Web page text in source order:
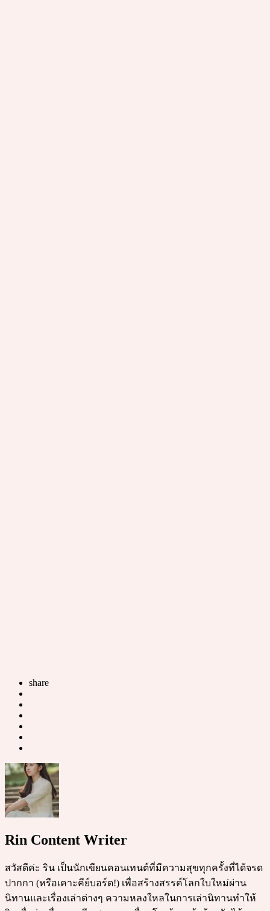
share
Rin Content Writer
สวัสดีค่ะ ริน เป็นนักเขียนคอนเทนต์ที่มีความสุขทุกครั้งที่ได้จรด
ปากกา (หรือเคาะคีย์บอร์ด!) เพื่อสร้างสรรค์โลกใบใหม่ผ่าน
นิทานและเรื่องเล่าต่างๆ ความหลงใหลในการเล่านิทานทำให้